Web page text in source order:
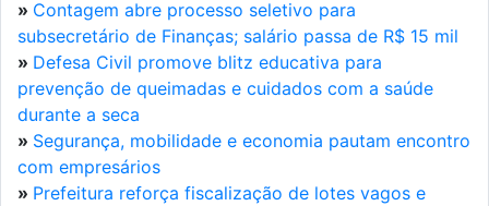
» Contagem abre processo seletivo para
subsecretário de Finanças; salário passa de R$ 15 mil
» Defesa Civil promove blitz educativa para
prevenção de queimadas e cuidados com a saúde
durante a seca
» Segurança, mobilidade e economia pautam encontro
com empresários
» Prefeitura reforça fiscalização de lotes vagos e